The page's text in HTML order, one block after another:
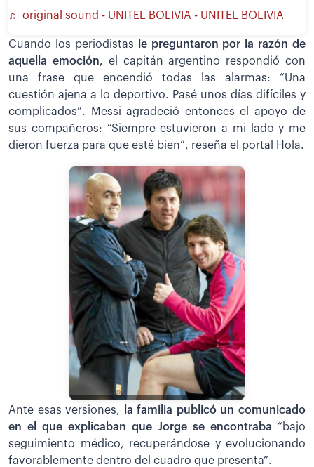
♬ original sound - UNITEL BOLIVIA - UNITEL BOLIVIA
Cuando los periodistas
le preguntaron por la razón de
aquella emoción, el capitán argentino respondió con
una frase que encendió todas las alarmas: “Una
cuestión ajena a lo deportivo. Pasé unos días difíciles y
complicados”. Messi agradeció entonces el apoyo de
sus compañeros: “Siempre estuvieron a mi lado y me
dieron fuerza para que esté bien”, reseña el portal Hola.
Ante esas versiones, la familia publicó un comunicado
en el que explicaban que Jorge se encontraba “bajo
seguimiento médico, recuperándose y evolucionando
favorablemente dentro del cuadro que presenta”.